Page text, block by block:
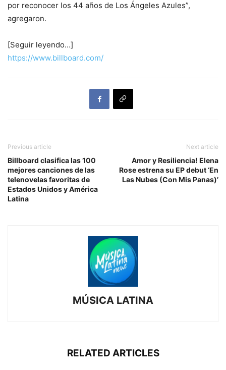
por reconocer los 44 años de Los Ángeles Azules”,
agregaron.
[Seguir leyendo…]
https://www.billboard.com/
Previous article
Billboard clasifica las 100
mejores canciones de las
telenovelas favoritas de
Estados Unidos y América
Latina
Next article
Amor y Resiliencia! Elena
Rose estrena su EP debut ‘En
Las Nubes (Con Mis Panas)’
MÚSICA LATINA
RELATED ARTICLES